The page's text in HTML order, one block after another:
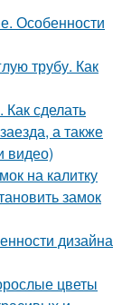
Особенности
трубу. Как
Как сделать
а также
видео)
на калитку
замок
дизайна
цветы